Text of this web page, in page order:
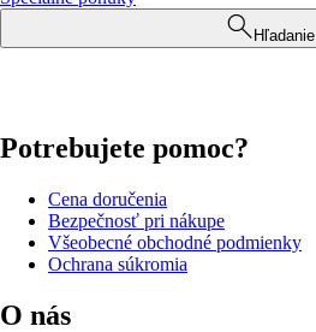
Hľadanie
Potrebujete pomoc?
Cena doručenia
Bezpečnosť pri nákupe
Všeobecné obchodné podmienky
Ochrana súkromia
O nás